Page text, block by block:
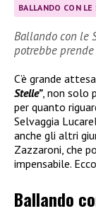
BALLANDO CON LE
Ballando con le
potrebbe
C’è grande
Stelle”, non solo
per quanto
Selvaggia
anche gli altri
Zazzaroni, che
impensabile.
Ballando